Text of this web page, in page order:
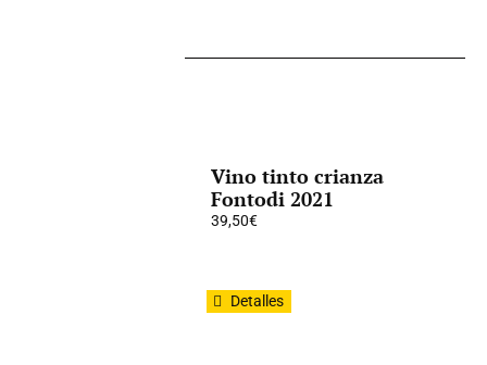
Vino tinto crianza
Fontodi 2021
39,50€
Detalles